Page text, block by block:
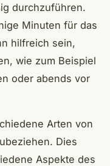
durchzuführen.
Minuten für das
hilfreich sein,
wie zum Beispiel
oder abends vor
Arten von
Dies
Aspekte des